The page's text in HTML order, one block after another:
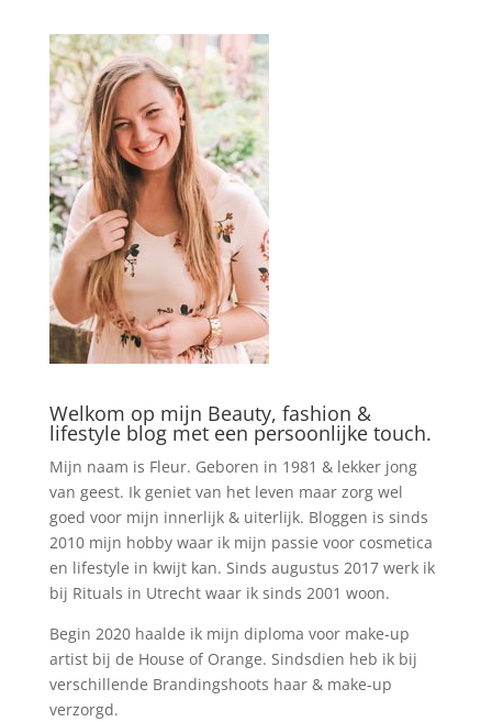
Welkom op mijn Beauty, fashion &
lifestyle blog met een persoonlijke touch.
Mijn naam is Fleur. Geboren in 1981 & lekker jong
van geest. Ik geniet van het leven maar zorg wel
goed voor mijn innerlijk & uiterlijk. Bloggen is sinds
2010 mijn hobby waar ik mijn passie voor cosmetica
en lifestyle in kwijt kan. Sinds augustus 2017 werk ik
bij Rituals in Utrecht waar ik sinds 2001 woon.
Begin 2020 haalde ik mijn diploma voor make-up
artist bij de House of Orange. Sindsdien heb ik bij
verschillende Brandingshoots haar & make-up
verzorgd.